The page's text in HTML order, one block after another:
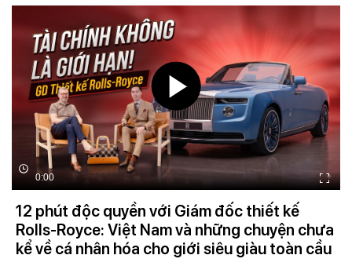
0:00
12 phút độc quyền với Giám đốc thiết kế
Rolls-Royce: Việt Nam và những chuyện chưa
kể về cá nhân hóa cho giới siêu giàu toàn cầu